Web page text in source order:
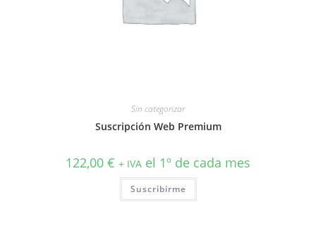
Sin categorizar
Suscripción Web Premium
122,00 € + IVA el 1º de cada mes
Suscribirme